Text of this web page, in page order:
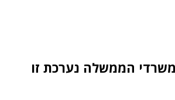
הממשלה נערכת זו